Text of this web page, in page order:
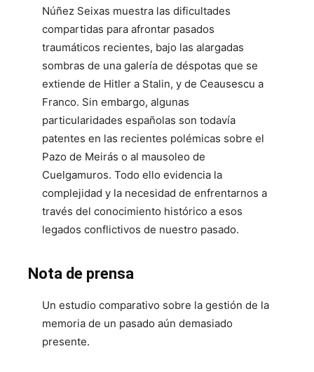
Núñez Seixas muestra las dificultades
compartidas para afrontar pasados
traumáticos recientes, bajo las alargadas
sombras de una galería de déspotas que se
extiende de Hitler a Stalin, y de Ceausescu a
Franco. Sin embargo, algunas
particularidades españolas son todavía
patentes en las recientes polémicas sobre el
Pazo de Meirás o al mausoleo de
Cuelgamuros. Todo ello evidencia la
complejidad y la necesidad de enfrentarnos a
través del conocimiento histórico a esos
legados conflictivos de nuestro pasado.
Nota de prensa
Un estudio comparativo sobre la gestión de la
memoria de un pasado aún demasiado
presente.